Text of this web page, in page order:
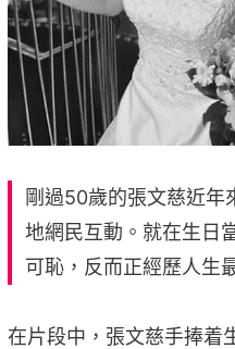
剛過50歲的張文慈近年
地網民互動。就在生日
可恥，反而正經歷人生
在片段中，張文慈手捧着